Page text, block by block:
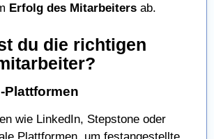
Erfolg des Mitarbeiters ab.
du die richtigen
Plattformen
wie LinkedIn, Stepstone oder
Plattformen, um festangestellte